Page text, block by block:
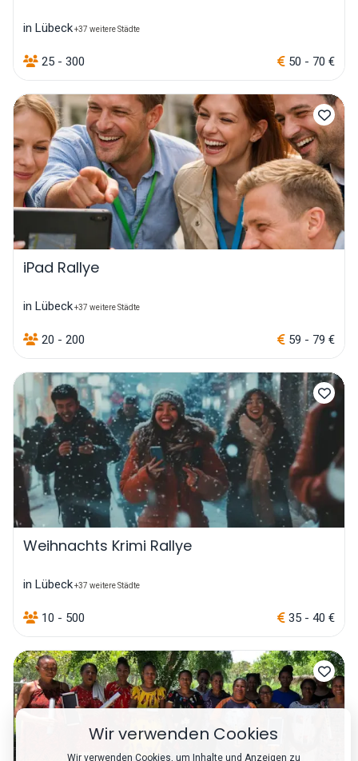
in Lübeck+37 weitere Städte
25 - 300 50 - 70 €
iPad Rallye
in Lübeck+37 weitere Städte
20 - 200 59 - 79 €
Weihnachts Krimi Rallye
in Lübeck+37 weitere Städte
10 - 500 35 - 40 €
Wir verwenden Cookies
Wir verwenden Cookies, um Inhalte und Anzeigen zu